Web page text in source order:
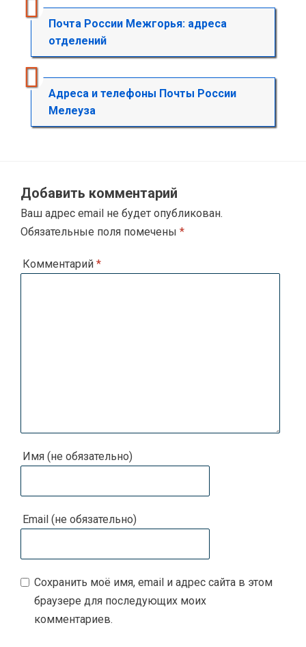
Почта России Межгорья: адреса
отделений
Адреса и телефоны Почты России
Мелеуза
Добавить комментарий
Ваш адрес email не будет опубликован.
Обязательные поля помечены *
Комментарий *
Имя (не обязательно)
Email (не обязательно)
Сохранить моё имя, email и адрес сайта в этом
браузере для последующих моих
комментариев.